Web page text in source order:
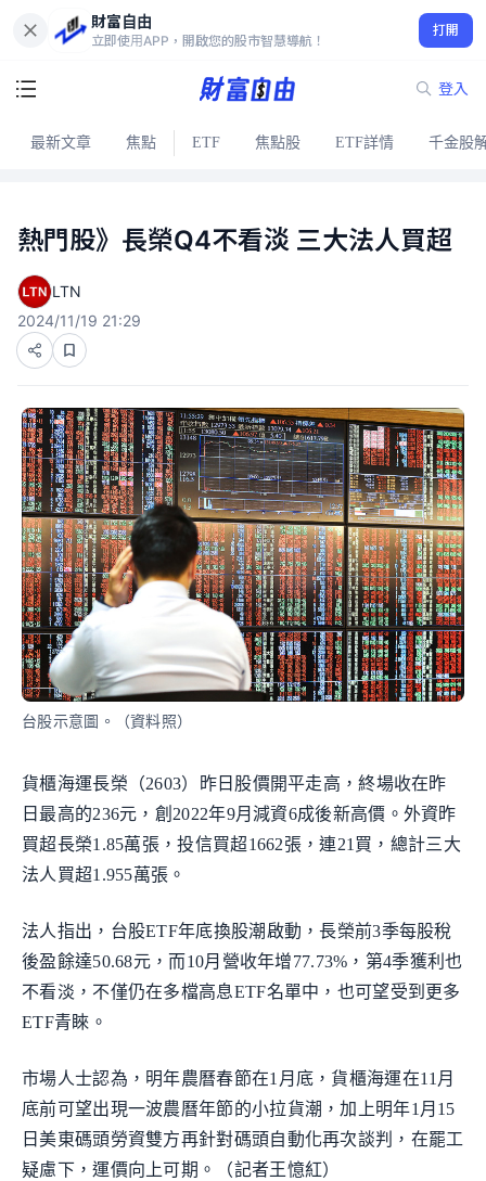
財富自由
立即使用APP，開啟您的股市智慧導航！
打開
登入
最新文章 焦點 ETF 焦點股 ETF詳情 千金股
熱門股》長榮Q4不看淡 三大法人買超
LTN
2024/11/19 21:29
台股示意圖。（資料照）
貨櫃海運長榮（2603）昨日股價開平走高，終場收在昨
日最高的236元，創2022年9月減資6成後新高價。外資昨
買超長榮1.85萬張，投信買超1662張，連21買，總計三大
法人買超1.955萬張。
法人指出，台股ETF年底換股潮啟動，長榮前3季每股稅
後盈餘達50.68元，而10月營收年增77.73%，第4季獲利也
不看淡，不僅仍在多檔高息ETF名單中，也可望受到更多
ETF青睞。
市場人士認為，明年農曆春節在1月底，貨櫃海運在11月
底前可望出現一波農曆年節的小拉貨潮，加上明年1月15
日美東碼頭勞資雙方再針對碼頭自動化再次談判，在罷工
疑慮下，運價向上可期。（記者王憶紅）